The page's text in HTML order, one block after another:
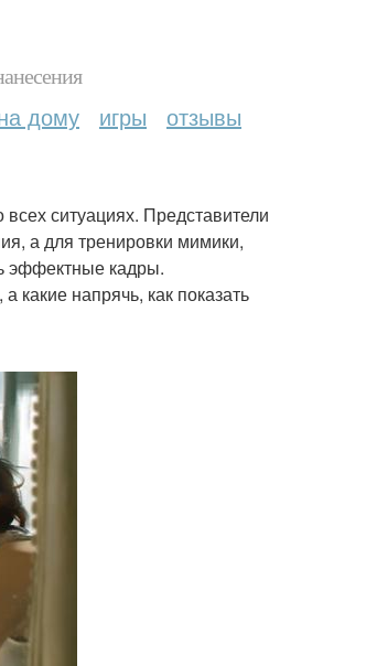
дому игры отзывы
ситуациях. Представители
а для тренировки мимики,
эффектные кадры.
какие напрячь, как показать